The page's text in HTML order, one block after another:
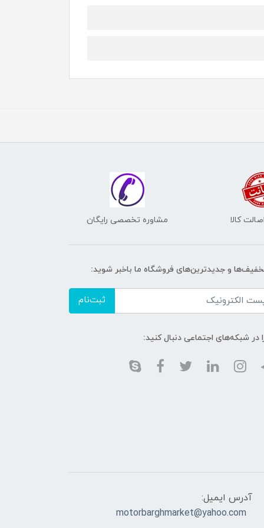
کالا مشاوره تخصصی رایگان
و جدیدترین‌های فروشگاه ما باخبر شوید:
ثبت‌نام
در شبکه‌های اجتماعی دنبال کنید:
آدرس ایمیل:
motorbarghmarket@yahoo.com